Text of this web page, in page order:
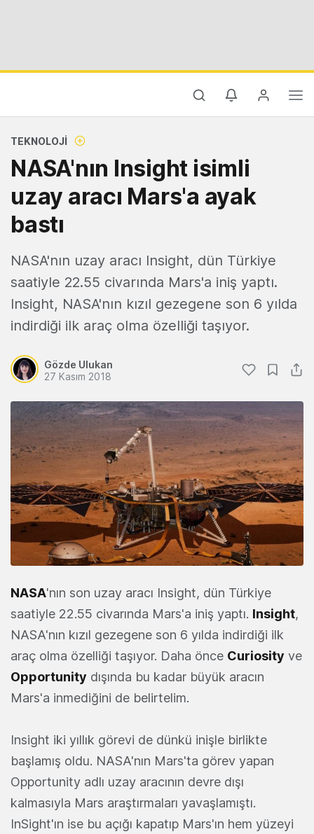
TEKNOLOJI
NASA'nın Insight isimli
uzay aracı Mars'a ayak
bastı
NASA'nın uzay aracı Insight, dün Türkiye
saatiyle 22.55 civarında Mars'a iniş yaptı.
Insight, NASA'nın kızıl gezegene son 6 yılda
indirdiği ilk araç olma özelliği taşıyor.
Gözde Ulukan
27 Kasım 2018
NASA'nın son uzay aracı Insight, dün Türkiye
saatiyle 22.55 civarında Mars'a iniş yaptı. Insight,
NASA'nın kızıl gezegene son 6 yılda indirdiği ilk
araç olma özelliği taşıyor. Daha önce Curiosity ve
Opportunity dışında bu kadar büyük aracın
Mars'a inmediğini de belirtelim.
Insight iki yıllık görevi de dünkü inişle birlikte
başlamış oldu. NASA'nın Mars'ta görev yapan
Opportunity adlı uzay aracının devre dışı
kalmasıyla Mars araştırmaları yavaşlamıştı.
InSight'ın ise bu açığı kapatıp Mars'ın hem yüzeyi